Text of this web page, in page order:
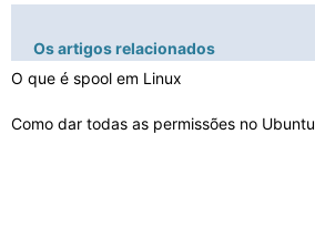
Os artigos relacionados
O que é spool em Linux
Como dar todas as permissões no Ubuntu